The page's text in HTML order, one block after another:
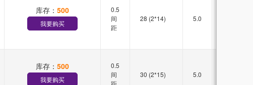
库存： 500
我要购买
0.5
间
距
28 (2*14) 5.0
库存： 500
我要购买
0.5
间
距
30 (2*15) 5.0